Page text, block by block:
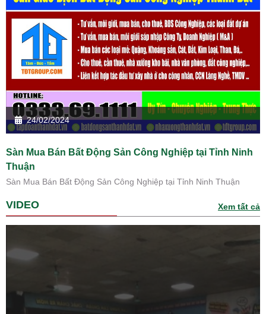
24/02/2024
Sàn Mua Bán Bất Động Sản Công Nghiệp tại Tỉnh Ninh
Thuận
Sàn Mua Bán Bất Động Sản Công Nghiệp tại Tỉnh Ninh Thuận
VIDEO Xem tất cả